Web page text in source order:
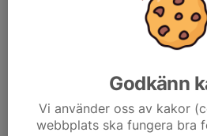
Godkänn
Vi använder oss av kakor
webbplats ska fungera bra